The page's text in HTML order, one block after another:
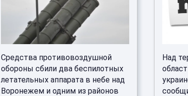
Средства противовоздушной
обороны сбили два беспилотных
летательных аппарата в небе над
Воронежем и одним из районов
Над